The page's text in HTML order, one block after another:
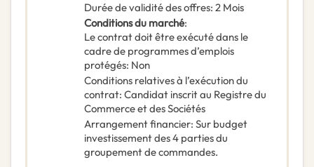
Durée de validité des offres: 2 Mois
Conditions du marché:
Le contrat doit être exécuté dans le
cadre de programmes d’emplois
protégés: Non
Conditions relatives à l’exécution du
contrat: Candidat inscrit au Registre du
Commerce et des Sociétés
Arrangement financier: Sur budget
investissement des 4 parties du
groupement de commandes.